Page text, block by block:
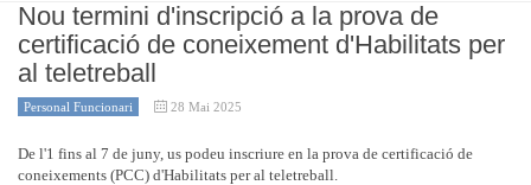
Nou termini d'inscripció a la prova de
certificació de coneixement d'Habilitats per
al teletreball
Personal Funcionari 28 Mai 2025
De l'1 fins al 7 de juny, us podeu inscriure en la prova de certificació de
coneixements (PCC) d'Habilitats per al teletreball.